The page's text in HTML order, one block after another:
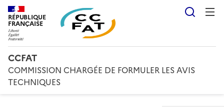
RÉPUBLIQUE
FRANÇAISE
CCFAT
COMMISSION CHARGÉE DE FORMULER LES AVIS
TECHNIQUES